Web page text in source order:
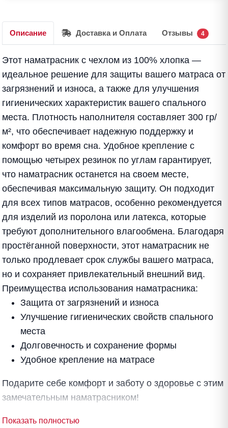
Описание Доставка и Оплата Отзывы 4
Этот наматрасник с чехлом из 100% хлопка —
идеальное решение для защиты вашего матраса от
загрязнений и износа, а также для улучшения
гигиенических характеристик вашего спального
места. Плотность наполнителя составляет 300 гр/
м², что обеспечивает надежную поддержку и
комфорт во время сна. Удобное крепление с
помощью четырех резинок по углам гарантирует,
что наматрасник останется на своем месте,
обеспечивая максимальную защиту. Он подходит
для всех типов матрасов, особенно рекомендуется
для изделий из поролона или латекса, которые
требуют дополнительного влагообмена. Благодаря
простёганной поверхности, этот наматрасник не
только продлевает срок службы вашего матраса,
но и сохраняет привлекательный внешний вид.
Преимущества использования наматрасника:
Защита от загрязнений и износа
Улучшение гигиенических свойств спального
места
Долговечность и сохранение формы
Удобное крепление на матрасе
Подарите себе комфорт и заботу о здоровье с этим
замечательным наматрасником!
Показать полностью